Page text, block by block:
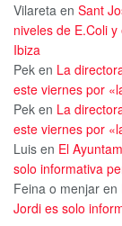
Vilareta en Sant
niveles de E.Coli
Ibiza
Pek en La
este viernes por
Pek en La
este viernes por
Luis en El
solo informativa
Feina o menjar en
Jordi es solo